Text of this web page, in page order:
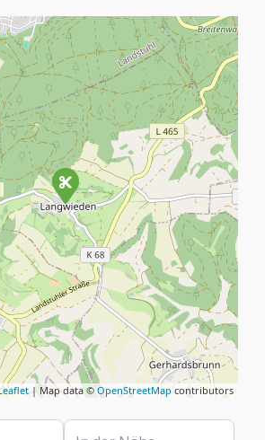
| Map data ©OpenStreetMapcontributors
In der Nähe